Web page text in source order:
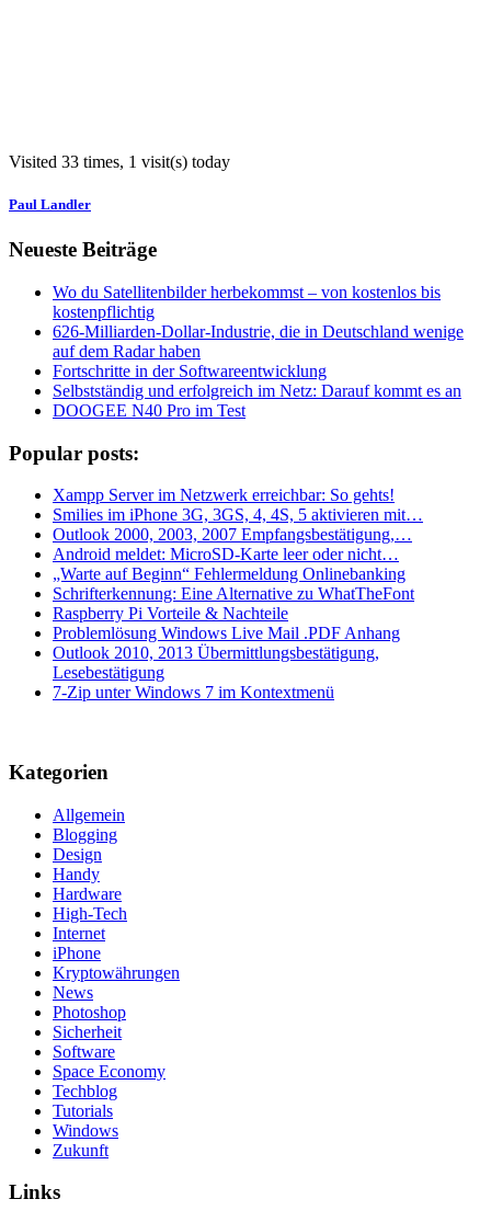
Visited 33 times, 1 visit(s) today
Paul Landler
Neueste Beiträge
Wo du Satellitenbilder herbekommst – von kostenlos bis
kostenpflichtig
626-Milliarden-Dollar-Industrie, die in Deutschland wenige
auf dem Radar haben
Fortschritte in der Softwareentwicklung
Selbstständig und erfolgreich im Netz: Darauf kommt es an
DOOGEE N40 Pro im Test
Popular posts:
Xampp Server im Netzwerk erreichbar: So gehts!
Smilies im iPhone 3G, 3GS, 4, 4S, 5 aktivieren mit…
Outlook 2000, 2003, 2007 Empfangsbestätigung,…
Android meldet: MicroSD-Karte leer oder nicht…
„Warte auf Beginn“ Fehlermeldung Onlinebanking
Schrifterkennung: Eine Alternative zu WhatTheFont
Raspberry Pi Vorteile & Nachteile
Problemlösung Windows Live Mail .PDF Anhang
Outlook 2010, 2013 Übermittlungsbestätigung,
Lesebestätigung
7-Zip unter Windows 7 im Kontextmenü
Kategorien
Allgemein
Blogging
Design
Handy
Hardware
High-Tech
Internet
iPhone
Kryptowährungen
News
Photoshop
Sicherheit
Software
Space Economy
Techblog
Tutorials
Windows
Zukunft
Links